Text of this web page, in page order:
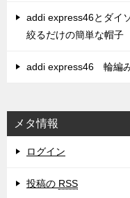
addi express46とダイ
絞るだけの簡単な帽子
addi express46 輪編
メタ情報
ログイン
投稿の RSS